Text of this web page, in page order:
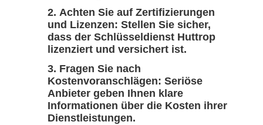
Achten Sie auf Zertifizierungen
und Lizenzen: Stellen Sie sicher,
dass der Schlüsseldienst Huttrop
lizenziert und versichert ist.
Fragen Sie nach
Kostenvoranschlägen: Seriöse
Anbieter geben Ihnen klare
Informationen über die Kosten ihrer
Dienstleistungen.